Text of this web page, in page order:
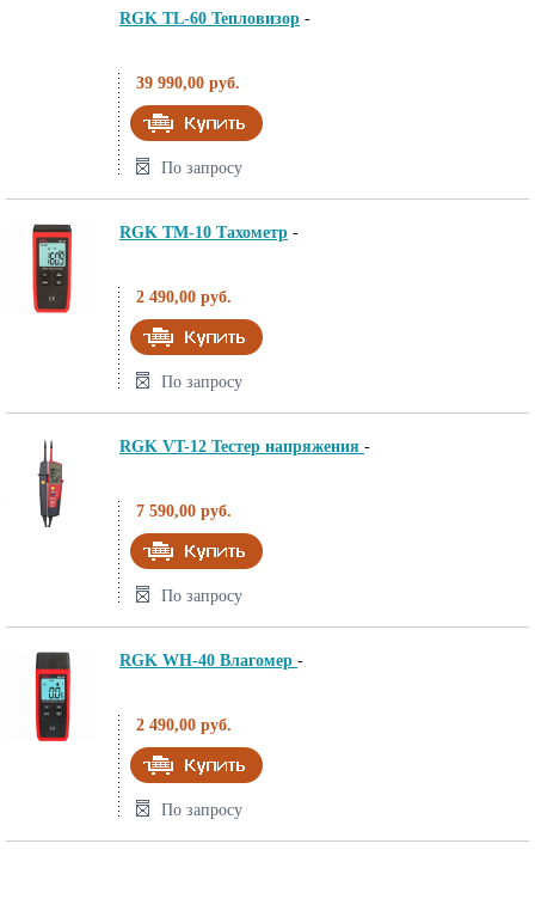
RGK TL-60 Тепловизор -
39 990,00 руб.
По запросу
RGK TM-10 Тахометр -
2 490,00 руб.
По запросу
RGK VT-12 Тестер напряжения -
7 590,00 руб.
По запросу
RGK WH-40 Влагомер -
2 490,00 руб.
По запросу